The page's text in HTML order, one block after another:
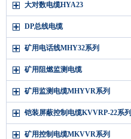
大对数电缆HYA23
DP总线电缆
矿用电话线MHY32系列
矿用阻燃监测电缆
矿用监测电缆MHYVR系列
铠装屏蔽控制电缆KVVRP-22系列
矿用控制电缆MKVVR系列